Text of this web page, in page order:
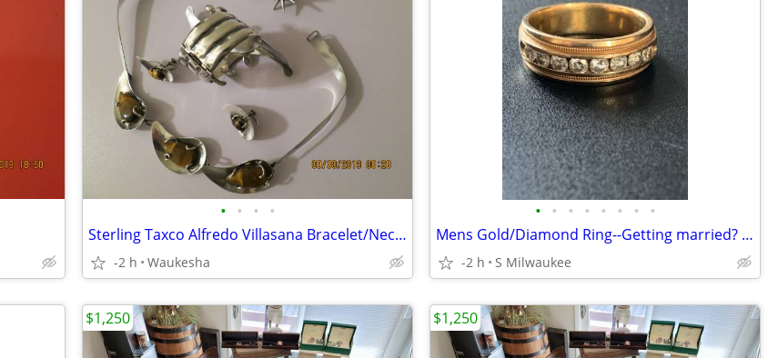
• • • •
Sterling Taxco Alfredo Villasana Bracelet/Necklace/Earrings $29-$149
-2 h Waukesha
• • • • • • • •
Mens Gold/Diamond Ring--Getting married? SAVE $$$
-2 h S Milwaukee
$1,250 $1,250